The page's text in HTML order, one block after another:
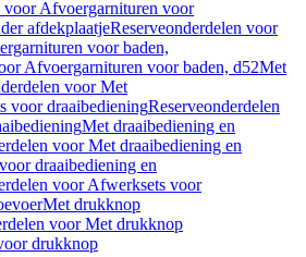
voor Afvoergarnituren voor
afdekplaatjeReserveonderdelen voor
voor baden,
Afvoergarnituren voor baden, d52Met
voor Met
voor draaibedieningReserveonderdelen
Met draaibediening en
voor Met draaibediening en
draaibediening en
voor Afwerksets voor
Met drukknop
voor Met drukknop
drukknop